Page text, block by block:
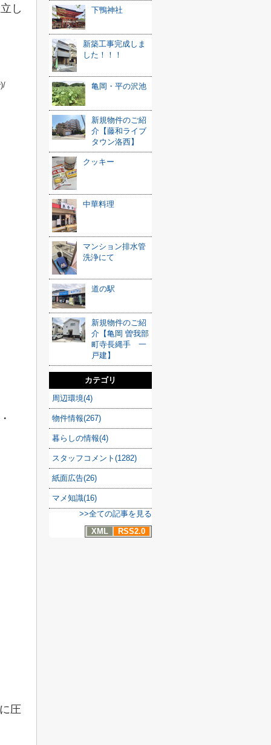
し
^)/
圧
下鴨神社
新築工事完成しま
した！！！
亀岡・平の沢池
新規物件のご紹
介【藤和ライブ
タウン洛西】
クッキー
中華料理
マンション排水管
洗浄にて
道の駅
新規物件のご紹
介【亀岡 曽我部
町寺長縄手 一
戸建】
カテゴリ
周辺環境(4)
物件情報(267)
暮らしの情報(4)
スタッフコメント(1282)
紙面広告(26)
マメ知識(16)
>>全ての記事を見る
XML
RSS2.0